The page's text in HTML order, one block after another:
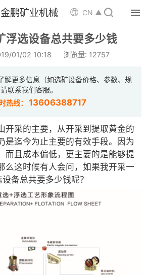
金鹏矿业机械 CN ▲ 
浮选设备总共要多少钱
01/02 10:18 浏览量: 12757
解更多信息（如选矿设备价格、参数、规
联系我们客服。
热线：13606388717
开采的主要，从开采到提取黄金的
是迄今为止主要的有效手段。因为
而且成本偏低，更主要的是能够提
么这时候有人会问，如果我开采一
备总共要多少钱呢？
 首页
 选矿设备
 配件耗材

 选矿总包
 案例中心

 新闻中心
 选矿实验室